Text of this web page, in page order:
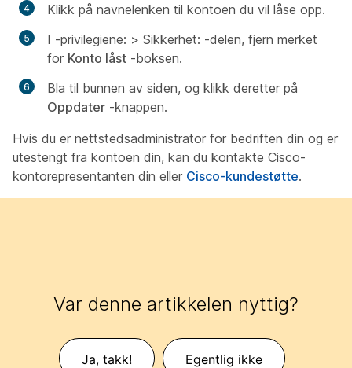
Klikk på navnelenken til kontoen du vil låse opp.
I -privilegiene: > Sikkerhet: -delen, fjern merket
for Konto låst -boksen.
Bla til bunnen av siden, og klikk deretter på
Oppdater -knappen.
Hvis du er nettstedsadministrator for bedriften din og er
utestengt fra kontoen din, kan du kontakte Cisco-
kontorepresentanten din eller Cisco-kundestøtte.
Var denne artikkelen nyttig?
Ja, takk! Egentlig ikke